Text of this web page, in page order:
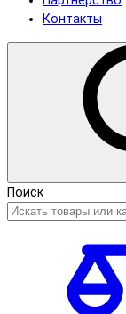
Контакты
Поиск